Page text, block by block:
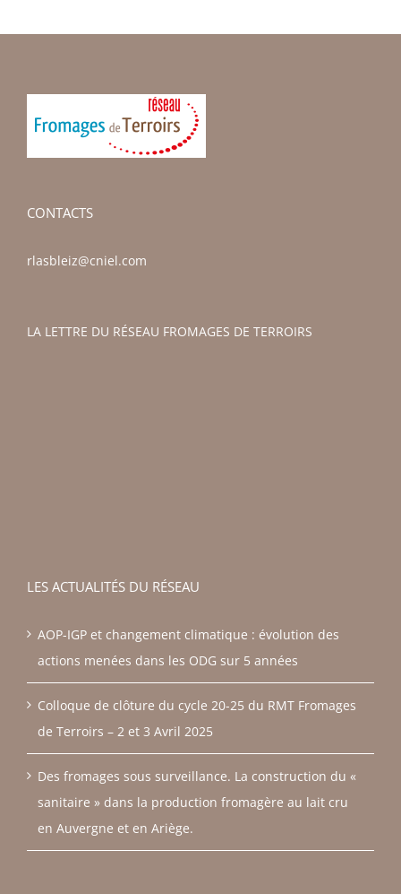
CONTACTS
rlasbleiz@cniel.com
LA LETTRE DU RÉSEAU FROMAGES DE TERROIRS
LES ACTUALITÉS DU RÉSEAU
AOP-IGP et changement climatique : évolution des
actions menées dans les ODG sur 5 années
Colloque de clôture du cycle 20-25 du RMT Fromages
de Terroirs – 2 et 3 Avril 2025
Des fromages sous surveillance. La construction du «
sanitaire » dans la production fromagère au lait cru
en Auvergne et en Ariège.